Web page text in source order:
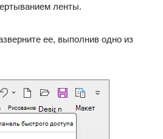
ленты.
ее, выполнив одно из